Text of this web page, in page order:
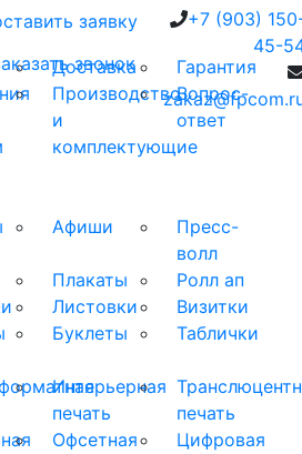
заявку
звонок
+7 (903)
45-
Доставка
Гарантия
Производство
и
комплектующие
Вопрос-
ответ
Афиши
Пресс-
волл
Плакаты
Ролл ап
Листовки
Визитки
Буклеты
Таблички
Интерьерная
печать
печать
Офсетная
Цифровая